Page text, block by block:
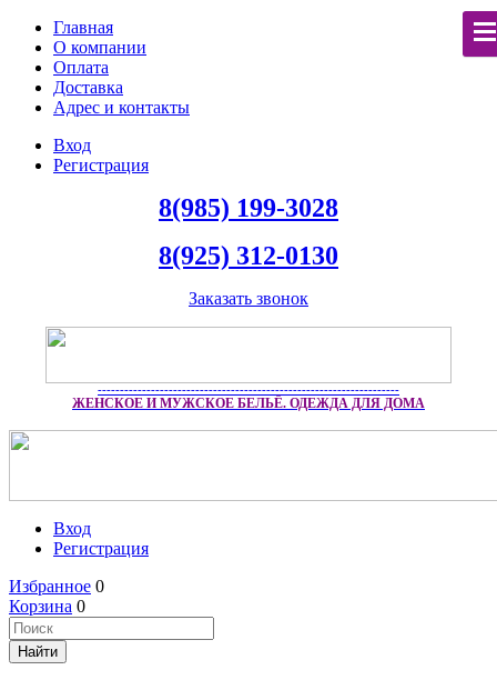
Главная
О компании
Оплата
Доставка
Адрес и контакты
Вход
Регистрация
8(985) 199-3028
8(925) 312-0130
Заказать звонок
--------------------------------------------------------------------
ЖЕНСКОЕ И МУЖСКОЕ БЕЛЬЁ. ОДЕЖДА ДЛЯ ДОМА
Вход
Регистрация
Избранное 0
Корзина 0